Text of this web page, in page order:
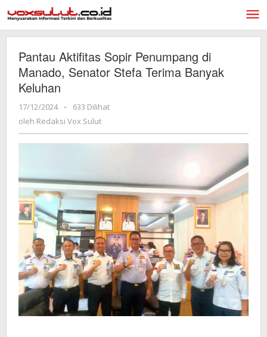
ke
konten
Pantau Aktifitas Sopir Penumpang di
Manado, Senator Stefa Terima Banyak
Keluhan
17/12/2024
oleh
Redaksi
Sulut
-
633 Dilihat
oleh Redaksi Vox Sulut